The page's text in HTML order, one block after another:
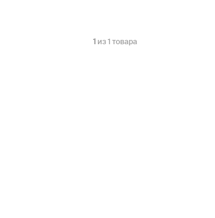
1 из 1 товара